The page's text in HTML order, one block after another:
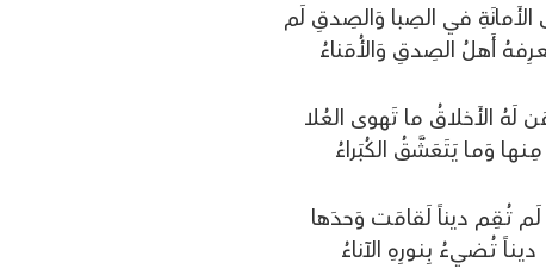
في الصِبا وَالصِدقِ لَم
أَهـلُ الصِدقِ وَالأُمَناءُ
مَن لَهُ الأَخلاقُ ما تَهوى العُلا
مِـنـهـا وَمـا يَـتَعَشَّقُ الكُبَراءُ
لَـم تُـقِـم ديناً لَقامَت وَحدَها
ديـنـاً تُـضـيءُ بِـنـورِهِ الآناءُ